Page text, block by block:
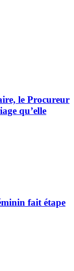
le Procureur
qu’elle
fait étape